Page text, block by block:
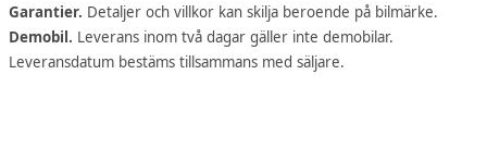
Garantier. Detaljer och villkor kan skilja beroende på bilmärke.
Demobil. Leverans inom två dagar gäller inte demobilar.
Leveransdatum bestäms tillsammans med säljare.